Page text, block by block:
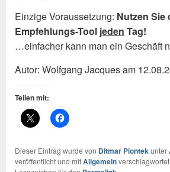
Einzige Voraussetzung: Nutzen Sie
Empfehlungs-Tool jeden Tag!
…einfacher kann man ein Geschäft
Autor: Wolfgang Jacques am
Teilen mit:
Dieser Eintrag wurde von Ditmar Piontekunter
veröffentlicht und mitAllgemein